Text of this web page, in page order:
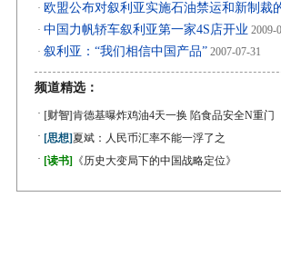
· 欧盟公布对叙利亚实施石油禁运和新制裁
· 中国力帆轿车叙利亚第一家4S店开业 2009-
· 叙利亚：“我们相信中国产品” 2007-07-31
频道精选：
· [财智]肯德基曝炸鸡油4天一换 陷食品安全N重门
· [思想]夏斌：人民币汇率不能一浮了之
· [读书] 《历史大变局下的中国战略定位》